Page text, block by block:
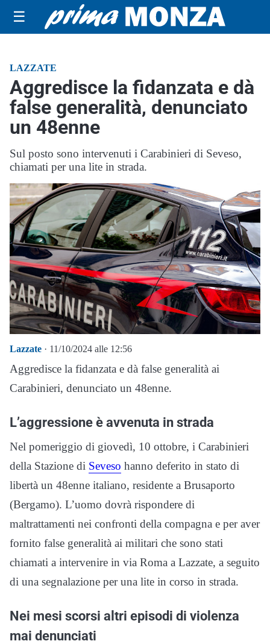
☰
LAZZATE
Aggredisce la fidanzata e dà
false generalità, denunciato
un 48enne
Sul posto sono intervenuti i Carabinieri di Seveso,
chiamati per una lite in strada.
Lazzate · 11/10/2024 alle 12:56
Aggredisce la fidanzata e dà false generalità ai
Carabinieri, denunciato un 48enne.
L’aggressione è avvenuta in strada
Nel pomeriggio di giovedì, 10 ottobre, i Carabinieri
della Stazione di Seveso hanno deferito in stato di
libertà un 48enne italiano, residente a Brusaporto
(Bergamo). L’uomo dovrà rispondere di
maltrattamenti nei confronti della compagna e per aver
fornito false generalità ai militari che sono stati
chiamati a intervenire in via Roma a Lazzate, a seguito
di una segnalazione per una lite in corso in strada.
Nei mesi scorsi altri episodi di violenza
mai denunciati